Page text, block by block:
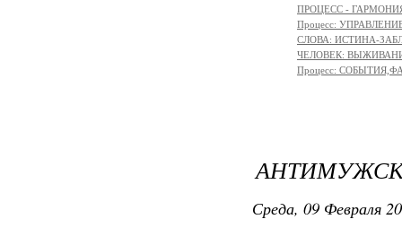
ПРОЦЕСС -
Процесс:
СЛОВА: ИСТИНА-
ЧЕЛОВЕК: ВЫЖИВАНИЕ
Процесс:
Среда, 09 Февраля